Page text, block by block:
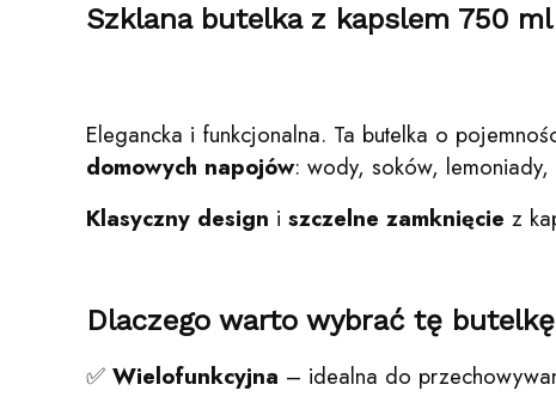
Szklana butelka z kapslem 750
Elegancka i funkcjonalna. Ta butelka o
domowych napojów: wody, soków,
Klasyczny design i szczelne zamknięcie z
Dlaczego warto wybrać tę
✅ Wielofunkcyjna – idealna do